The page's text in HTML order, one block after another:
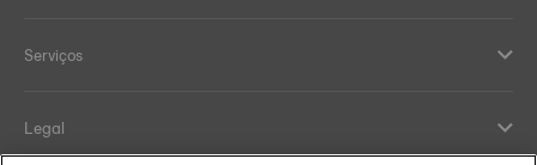
Serviços
Legal